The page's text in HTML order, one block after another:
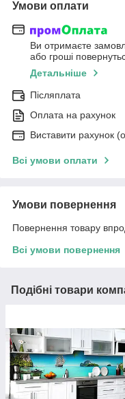
Умови оплати
Ви отримаєте
або гроші
Детальніше
Післяплата
Оплата на рахунок
Виставити рахунок
Всі умови оплати
Умови повернення
Повернення товару
Всі умови повернення
Подібні товари